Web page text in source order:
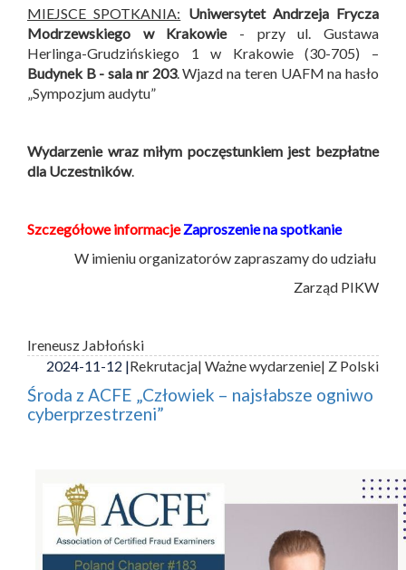
MIEJSCE SPOTKANIA: Uniwersytet Andrzeja Frycza
Modrzewskiego w Krakowie- przy ul. Gustawa
Herlinga-Grudzińskiego 1 w Krakowie (30-705) –
Budynek B - sala nr 203. Wjazd na teren UAFM na hasło
„Sympozjum audytu”
Wydarzenie wraz miłym poczęstunkiem jest bezpłatne
dla Uczestników.
Szczegółowe informacje Zaproszenie na spotkanie
W imieniu organizatorów zapraszamy do udziału
Zarząd PIKW
Ireneusz Jabłoński
2024-11-12 |Rekrutacja| Ważne wydarzenie| Z Polski
Środa z ACFE „Człowiek – najsłabsze ogniwo
cyberprzestrzeni”